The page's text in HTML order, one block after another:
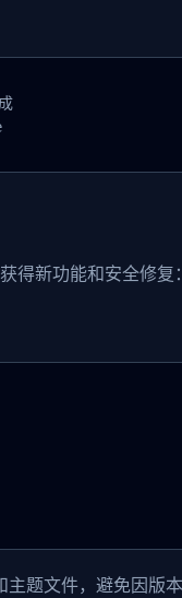
得新功能和安全修复
题文件，避免因版